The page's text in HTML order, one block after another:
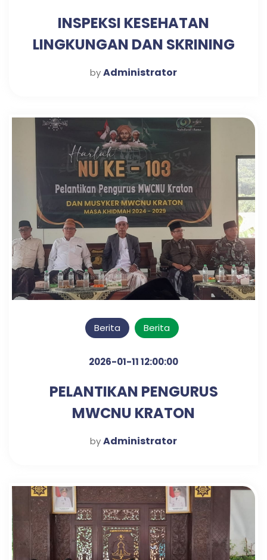
INSPEKSI KESEHATAN
LINGKUNGAN DAN SKRINING
DIABETES & HIPERTENSI
byAdministrator
Berita Berita
2026-01-11 12:00:00
PELANTIKAN PENGURUS
MWCNU KRATON
byAdministrator